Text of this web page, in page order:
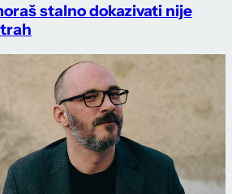
stalno dokazivati nije